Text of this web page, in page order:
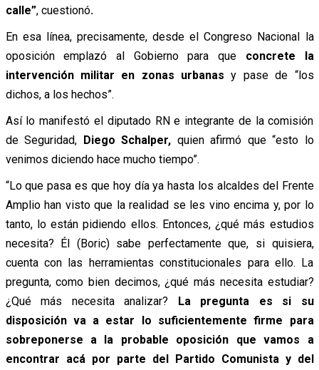
calle”, cuestionó.
En esa línea, precisamente, desde el Congreso Nacional la
oposición emplazó al Gobierno para que concrete la
intervención militar en zonas urbanas y pase de “los
dichos, a los hechos”.
Así lo manifestó el diputado RN e integrante de la comisión
de Seguridad, Diego Schalper, quien afirmó que “esto lo
venimos diciendo hace mucho tiempo”.
“Lo que pasa es que hoy día ya hasta los alcaldes del Frente
Amplio han visto que la realidad se les vino encima y, por lo
tanto, lo están pidiendo ellos. Entonces, ¿qué más estudios
necesita? Él (Boric) sabe perfectamente que, si quisiera,
cuenta con las herramientas constitucionales para ello. La
pregunta, como bien decimos, ¿qué más necesita estudiar?
¿Qué más necesita analizar? La pregunta es si su
disposición va a estar lo suficientemente firme para
sobreponerse a la probable oposición que vamos a
encontrar acá por parte del Partido Comunista y del